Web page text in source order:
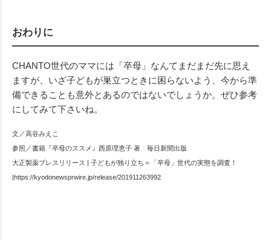
おわりに
CHANTO世代のママには「卒母」なんてまだまだ先に思え
ますが、いざ子どもが巣立つときに困らないよう、今から準
備できることも意外とあるのではないでしょうか。ぜひ参考
にしてみて下さいね。
文／高谷みえこ
参照／書籍『卒母のススメ』西原理恵子 著 毎日新聞出版
大正製薬プレスリリース | 子どもが独り立ち＝「卒母」世代の実態を調査！
|https://kyodonewsprwire.jp/release/201911263992